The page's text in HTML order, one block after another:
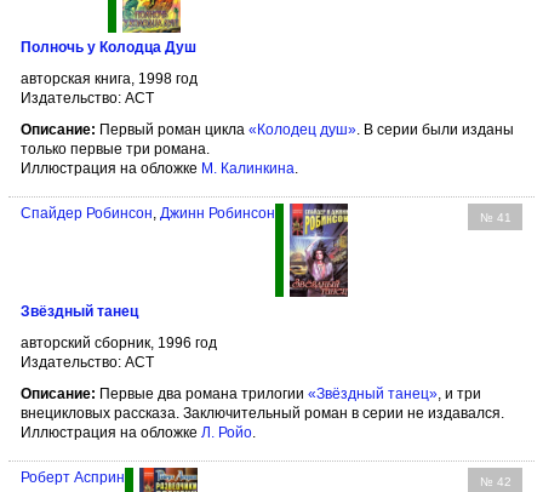
Полночь у Колодца Душ
авторская книга, 1998 год
Издательство: АСТ
Описание: Первый роман цикла «Колодец душ» . В серии были изданы
только первые три романа.
Иллюстрация на обложке М. Калинкина
№ 41
Спайдер Робинсон Джинн Робинсон
Звёздный танец
авторский сборник, 1996 год
Издательство: АСТ
Описание: Первые два романа трилогии «Звёздный танец», и три
внецикловых рассказа. Заключительный роман в серии не издавался.
Иллюстрация на обложке Л. Ройо.
№ 42
Роберт Асприн